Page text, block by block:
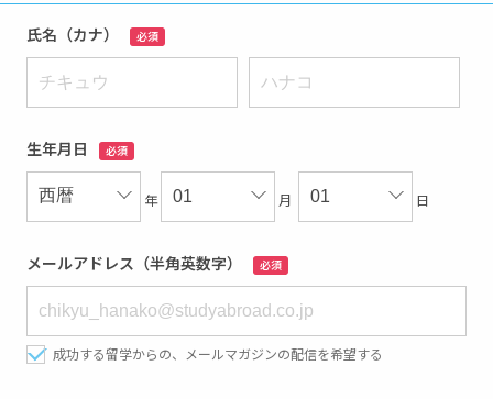
氏名（カナ） 必須
生年月日 必須
年 月 日
メールアドレス（半角英数字） 必須
成功する留学からの、メールマガジンの配信を希望する